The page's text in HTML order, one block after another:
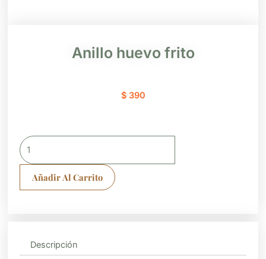
Anillo huevo frito
$390
Anillo
huevo
cantidad
Añadir Al Carrito
Descripción